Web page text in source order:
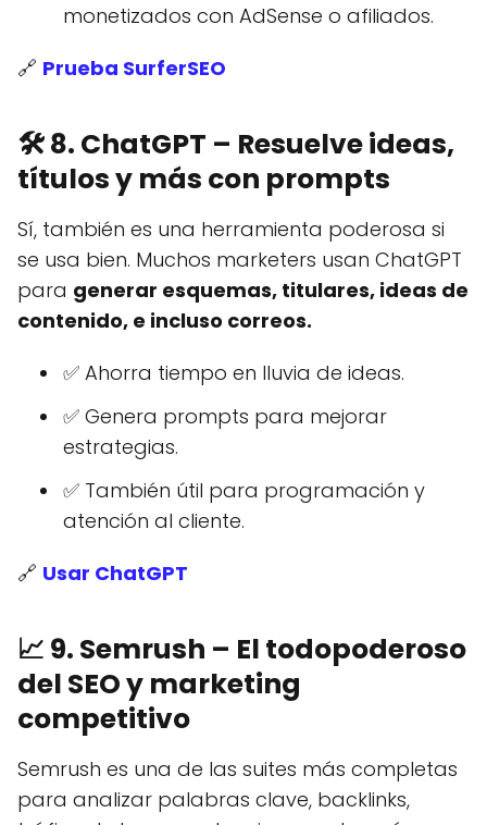
monetizados con AdSense o afiliados.
🔗 Prueba SurferSEO
🛠️8. ChatGPT – Resuelve ideas,
títulos y más con prompts
Sí, también es una herramienta poderosa si
se usa bien. Muchos marketers usan ChatGPT
para generar esquemas, titulares, ideas de
contenido, e incluso correos.
✅ Ahorra tiempo en lluvia de ideas.
✅ Genera prompts para mejorar
estrategias.
✅ También útil para programación y
atención al cliente.
🔗 Usar ChatGPT
📈 9. Semrush – El todopoderoso
del SEO y marketing
competitivo
Semrush es una de las suites más completas
para analizar palabras clave, backlinks,